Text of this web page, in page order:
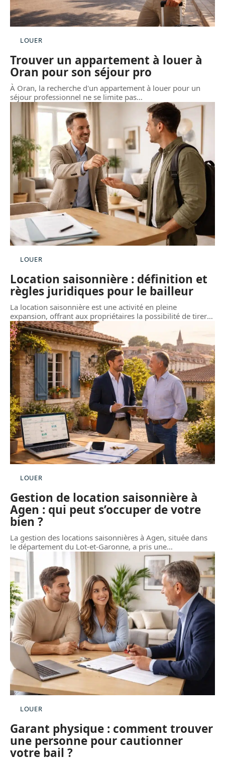
LOUER
Trouver un appartement à louer à
Oran pour son séjour pro
À Oran, la recherche d'un appartement à louer pour un
séjour professionnel ne se limite pas…
LOUER
Location saisonnière : définition et
règles juridiques pour le bailleur
La location saisonnière est une activité en pleine
expansion, offrant aux propriétaires la possibilité de tirer…
LOUER
Gestion de location saisonnière à
Agen : qui peut s’occuper de votre
bien ?
La gestion des locations saisonnières à Agen, située dans
le département du Lot-et-Garonne, a pris une…
LOUER
Garant physique : comment trouver
une personne pour cautionner
votre bail ?